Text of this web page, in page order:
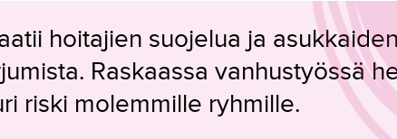
hoitajien suojelua ja asukkaiden
Raskaassa vanhustyössä
riski molemmille ryhmille.